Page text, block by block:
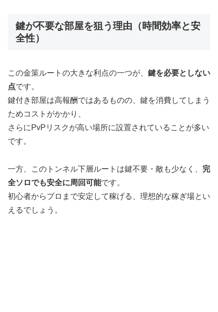
鍵が不要な部屋を狙う理由（時間効率と安
全性）
この金策ルートの大きな利点の一つが、 鍵を必要としない
点です。
鍵付き部屋は高報酬ではあるものの、鍵を消費してしまう
ためコストがかかり、
さらにPvPリスクが高い場所に設置されていることが多い
です。
一方、このトンネル下層ルートは鍵不要・敵も少なく、 完
全ソロでも安全に周回可能です。
初心者からプロまで安定して稼げる、理想的な稼ぎ場とい
えるでしょう。